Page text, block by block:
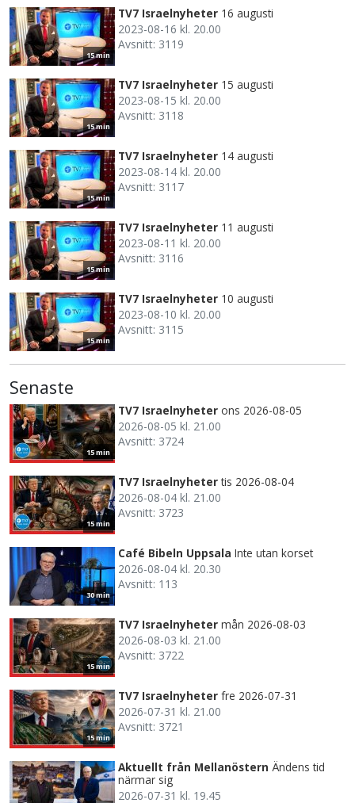
15 min
TV7 Israelnyheter 16 augusti
2023-08-16 kl. 20.00
Avsnitt: 3119
15 min
TV7 Israelnyheter 15 augusti
2023-08-15 kl. 20.00
Avsnitt: 3118
15 min
TV7 Israelnyheter 14 augusti
2023-08-14 kl. 20.00
Avsnitt: 3117
15 min
TV7 Israelnyheter 11 augusti
2023-08-11 kl. 20.00
Avsnitt: 3116
15 min
TV7 Israelnyheter 10 augusti
2023-08-10 kl. 20.00
Avsnitt: 3115
Senaste
15 min
TV7 Israelnyheter ons 2026-08-05
2026-08-05 kl. 21.00
Avsnitt: 3724
15 min
TV7 Israelnyheter tis 2026-08-04
2026-08-04 kl. 21.00
Avsnitt: 3723
30 min
Café Bibeln Uppsala Inte utan korset
2026-08-04 kl. 20.30
Avsnitt: 113
15 min
TV7 Israelnyheter mån 2026-08-03
2026-08-03 kl. 21.00
Avsnitt: 3722
15 min
TV7 Israelnyheter fre 2026-07-31
2026-07-31 kl. 21.00
Avsnitt: 3721
Aktuellt från Mellanöstern Ändens tid
närmar sig
2026-07-31 kl. 19.45